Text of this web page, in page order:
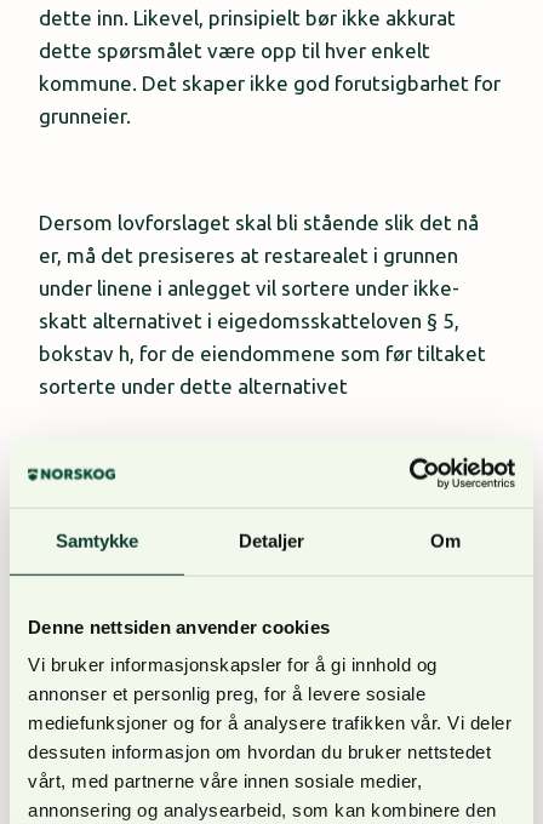
Samtykke Detaljer Om
Denne nettsiden anvender cookies
Vi bruker informasjonskapsler for å gi innhold og
annonser et personlig preg, for å levere sosiale
mediefunksjoner og for å analysere trafikken vår. Vi deler
dessuten informasjon om hvordan du bruker nettstedet
vårt, med partnerne våre innen sosiale medier,
annonsering og analysearbeid, som kan kombinere den
dette inn. Likevel, prinsipielt bør ikke akkurat
dette spørsmålet være opp til hver enkelt
kommune. Det skaper ikke god forutsigbarhet for
grunneier.
Dersom lovforslaget skal bli stående slik det nå
er, må det presiseres at restarealet i grunnen
under linene i anlegget vil sortere under ikke-
skatt alternativet i eigedomsskatteloven § 5,
bokstav h, for de eiendommene som før tiltaket
sorterte under dette alternativet
Dette vil imidlertid ikke fjerne problemet for alle
departementet finner en lovtekst som ikke
for disse arealene.
Les hele NORSKOGs høringssvarHER.